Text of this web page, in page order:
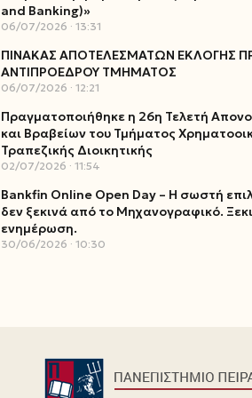
and Banking)»
06/07/2026 13:31
ΠΙΝΑΚΑΣ ΑΠΟΤΕΛΕΣΜΑΤΩΝ ΕΚΛΟΓΗΣ
ΑΝΤΙΠΡΟΕΔΡΟΥ ΤΜΗΜΑΤΟΣ
06/07/2026 12:21
Πραγματοποιήθηκε η 26η Τελετή
και Βραβείων του Τμήματος
Τραπεζικής Διοικητικής
02/07/2026 11:54
Bankfin Online Open Day – Η σωστή
δεν ξεκινά από το Μηχανογραφικό.
ενημέρωση.
30/06/2026 10:30